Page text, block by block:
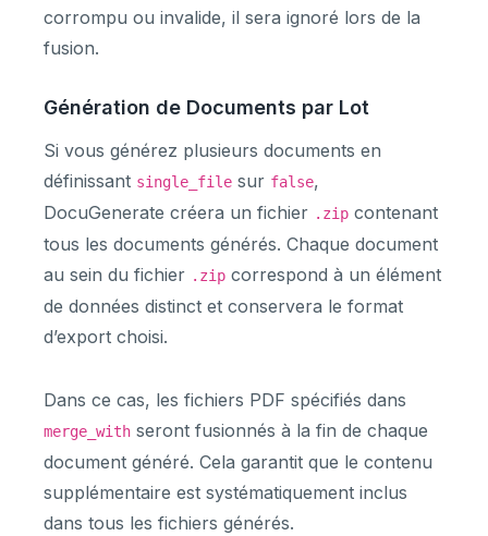
corrompu ou invalide, il sera ignoré lors de la
fusion.
Génération de Documents par Lot
Si vous générez plusieurs documents en
définissant single_file sur false,
DocuGenerate créera un fichier .zip contenant
tous les documents générés. Chaque document
au sein du fichier .zip correspond à un élément
de données distinct et conservera le format
d’export choisi.
Dans ce cas, les fichiers PDF spécifiés dans
merge_with seront fusionnés à la fin de chaque
document généré. Cela garantit que le contenu
supplémentaire est systématiquement inclus
dans tous les fichiers générés.